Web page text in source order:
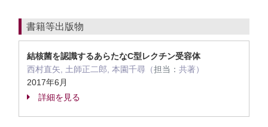
書籍等出版物
結核菌を認識するあらたなC型レクチン受容体
西村直矢, 土師正二郎, 本園千尋（担当： 共著）
2017年6月
詳細を見る